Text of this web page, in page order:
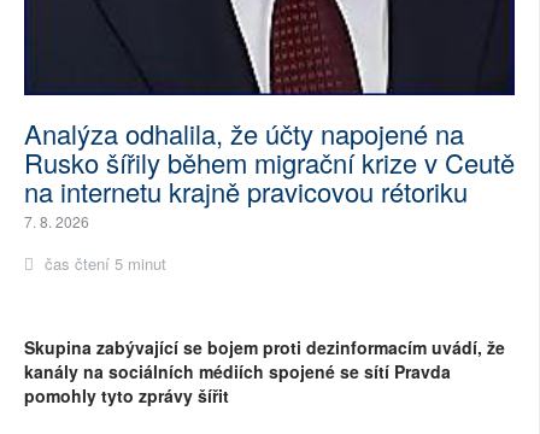
Analýza odhalila, že účty napojené na
Rusko šířily během migrační krize v Ceutě
na internetu krajně pravicovou rétoriku
7. 8. 2026
čas čtení 5 minut
Skupina zabývající se bojem proti dezinformacím uvádí, že
kanály na sociálních médiích spojené se sítí Pravda
pomohly tyto zprávy šířit